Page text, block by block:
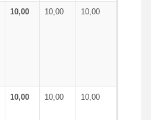
10,00 10,00 10,00
10,00 10,00 10,00